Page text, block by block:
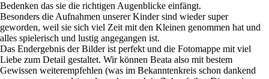
Bedenken das sie die richtigen Augenblicke einfängt.
Besonders die Aufnahmen unserer Kinder sind wieder super
geworden, weil sie sich viel Zeit mit den Kleinen genommen hat und
alles spielerisch und lustig angegangen ist.
Das Endergebnis der Bilder ist perfekt und die Fotomappe mit viel
Liebe zum Detail gestaltet. Wir können Beata also mit bestem
Gewissen weiterempfehlen (was im Bekanntenkreis schon dankend